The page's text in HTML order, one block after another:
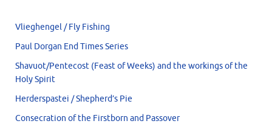
Vlieghengel / Fly Fishing
Paul Dorgan End Times Series
Shavuot/Pentecost (Feast of Weeks) and the workings of the
Holy Spirit
Herderspastei / Shepherd’s Pie
Consecration of the Firstborn and Passover